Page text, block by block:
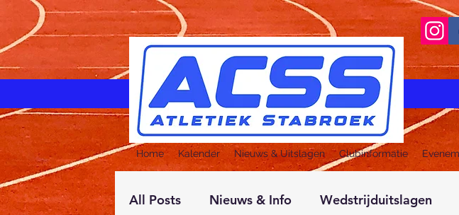
Home Kalender Nieuws & Uitslagen Clubinformatie
All Posts Nieuws & Info Wedstrijduitslagen